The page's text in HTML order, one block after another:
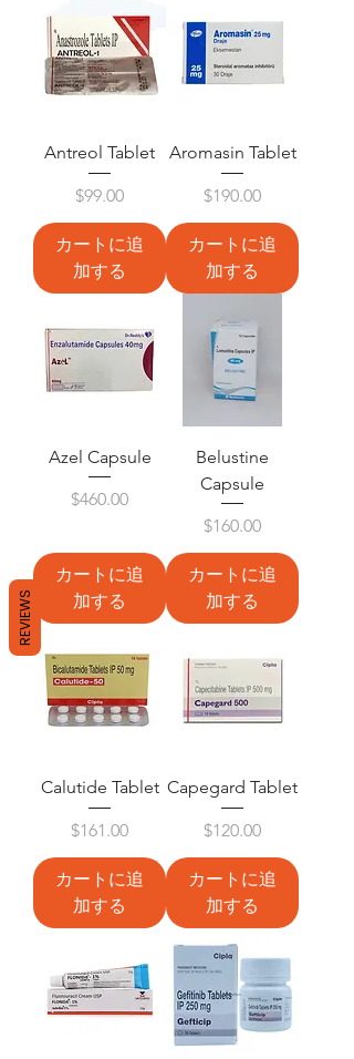
Antreol Tablet
価格
$99.00
カートに追
加する
Aromasin Tablet
価格
$190.00
カートに追
加する
Azel Capsule
価格
$460.00
カートに追
加する
Belustine
Capsule
価格
$160.00
カートに追
加する
Calutide Tablet
価格
$161.00
カートに追
加する
Capegard Tablet
価格
$120.00
カートに追
加する
REVIEWS